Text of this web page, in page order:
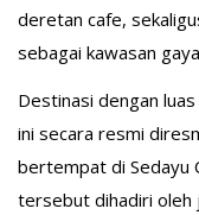
deretan cafe,
sebagai kawasan
Destinasi dengan
ini secara resmi
bertempat di Sedayu
tersebut dihadiri oleh